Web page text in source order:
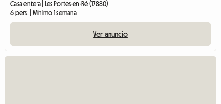
Casa entera | Les Portes-en-Ré (17880)
6 pers. | Mínimo 1 semana
Ver anuncio